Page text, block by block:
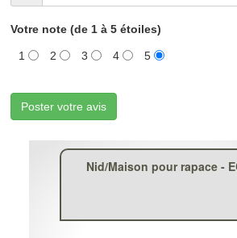
Votre note (de 1 à 5 étoiles)
1 2 3 4 5
Poster votre avis
Nid/Maison pour rapace -